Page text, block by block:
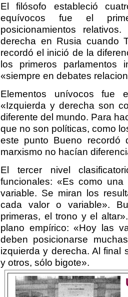
El filósofo estableció
equívocos fue el
posicionamientos
derecha en Rusia cuando
recordó el inició de la
los primeros parlamentos
«siempre en debates
Elementos unívocos fue
«Izquierda y derecha son
diferente del mundo. Para
que no son políticas, como
este punto Bueno recordó
marxismo no hacían
El tercer nivel
funcionales: «Es como
variable. Se miran los
cada valor o variable».
primeras, el trono y el
plano empírico: «Hoy las
deben posicionarse
izquierda y derecha. Al final
y otros, sólo bigote».